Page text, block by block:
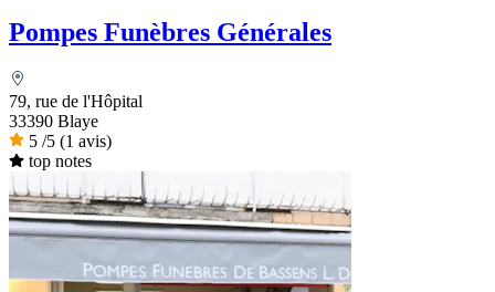
Pompes Funèbres Générales
79, rue de l'Hôpital
33390 Blaye
5 /5 (1 avis)
top notes